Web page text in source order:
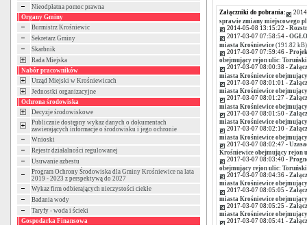
Nieodpłatna pomoc prawna
Organy Gminy
Burmistrz Krośniewic
Sekretarz Gminy
Skarbnik
Rada Miejska
Nabór pracowników
Urząd Miejski w Krośniewicach
Jednostki organizacyjne
Ochrona środowiska
Decyzje środowiskowe
Publicznie dostępny wykaz danych o dokumentach
zawierających informacje o środowisku i jego ochronie
Wnioski
Rejestr działalności regulowanej
Usuwanie azbestu
Program Ochrony Środowiska dla Gminy Krośniewice na lata
2019 - 2023 z perspektywą do 2027
Wykaz firm odbierających nieczystości ciekłe
Badania wody
Taryfy - woda i ścieki
Gospodarka Finansowa
Załączniki do pobrania:
sprawie zmiany miejscowego
2014-05-08 13:15:22 -
2017-03-07 07:58:54 -
miasta Krośniewice (191.82 kB)
2017-03-07 07:59:46 -
obejmujący rejon ulic:
2017-03-07 08:00:38 -
miasta Krośniewice
2017-03-07 08:01:01 -
miasta Krośniewice
2017-03-07 08:01:27 -
miasta Krośniewice
2017-03-07 08:01:50 -
miasta Krośniewice
2017-03-07 08:02:10 -
miasta Krośniewice
2017-03-07 08:02:47 -
Krośniewice obejmujący rejon
2017-03-07 08:03:40 -
obejmujący rejon ulic:
2017-03-07 08:04:36 -
miasta Krośniewice
2017-03-07 08:05:05 -
miasta Krośniewice
2017-03-07 08:05:25 -
miasta Krośniewice
2017-03-07 08:05:41 -